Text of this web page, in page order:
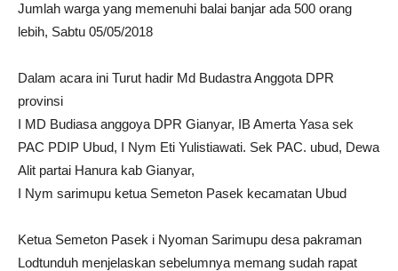
Jumlah warga yang memenuhi balai banjar ada 500 orang
lebih, Sabtu 05/05/2018
Dalam acara ini Turut hadir Md Budastra Anggota DPR
provinsi
I MD Budiasa anggoya DPR Gianyar, IB Amerta Yasa sek
PAC PDIP Ubud, I Nym Eti Yulistiawati. Sek PAC. ubud, Dewa
Alit partai Hanura kab Gianyar,
I Nym sarimupu ketua Semeton Pasek kecamatan Ubud
Ketua Semeton Pasek i Nyoman Sarimupu desa pakraman
Lodtunduh menjelaskan sebelumnya memang sudah rapat